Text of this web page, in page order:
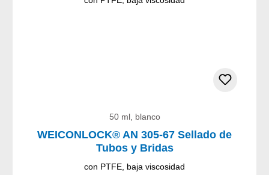
50 ml, blanco
WEICONLOCK® AN 305-67 Sellado de
Tubos y Bridas
con PTFE, baja viscosidad